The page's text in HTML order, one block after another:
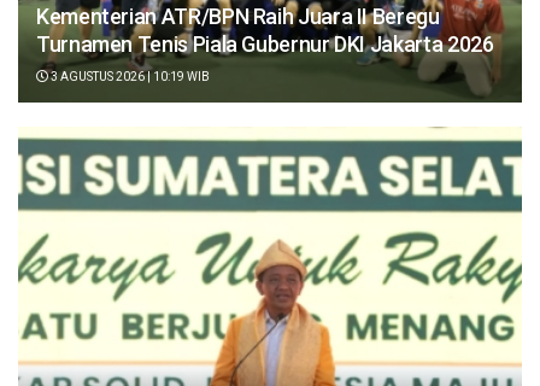
Kementerian ATR/BPN Raih Juara II Beregu
Turnamen Tenis Piala Gubernur DKI Jakarta 2026
3 AGUSTUS 2026 | 10:19 WIB